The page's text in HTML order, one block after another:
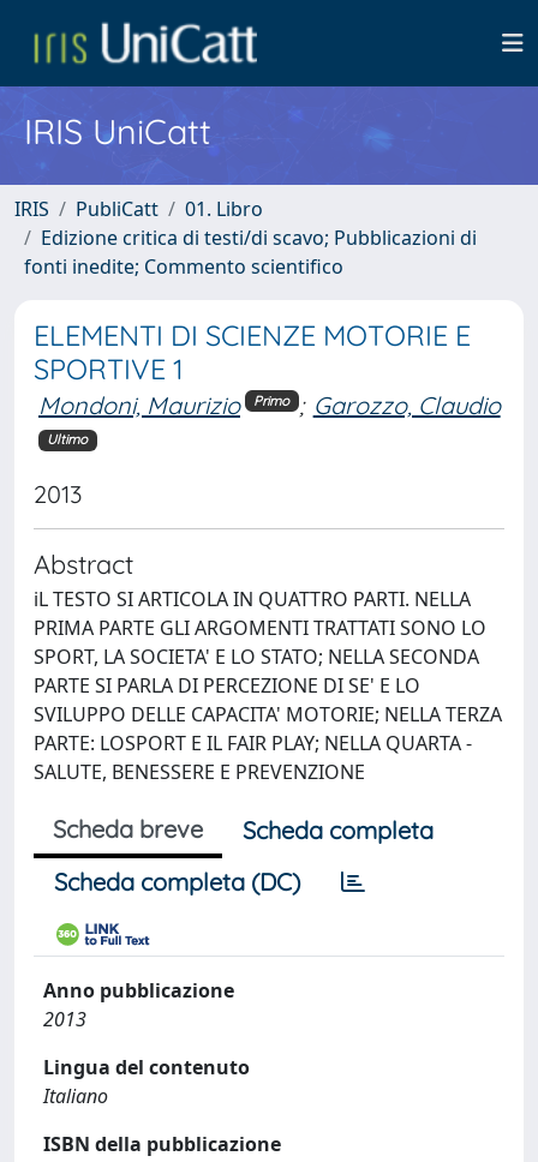
IRIS UniCatt
IRIS PubliCatt
01. Libro
Edizione critica di testi/di scavo; Pubblicazioni di
fonti inedite; Commento scientifico
ELEMENTI DI SCIENZE MOTORIE E
SPORTIVE 1
Mondoni, Maurizio Primo ; Garozzo, Claudio
Ultimo
2013
Abstract
iL TESTO SI ARTICOLA IN QUATTRO PARTI. NELLA
PRIMA PARTE GLI ARGOMENTI TRATTATI SONO LO
SPORT, LA SOCIETA' E LO STATO; NELLA SECONDA
PARTE SI PARLA DI PERCEZIONE DI SE' E LO
SVILUPPO DELLE CAPACITA' MOTORIE; NELLA TERZA
PARTE: LOSPORT E IL FAIR PLAY; NELLA QUARTA -
SALUTE, BENESSERE E PREVENZIONE
Scheda breve
Scheda completa
Scheda completa (DC)
Anno pubblicazione
2013
Lingua del contenuto
Italiano
ISBN della pubblicazione